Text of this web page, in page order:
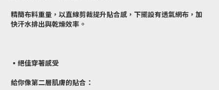
精簡布料重量，以直線剪裁提升貼合感，下擺設有透氣網布，加
快汗水排出與乾燥效率。
▪️絕佳穿著感受
給你像第二層肌膚的貼合：